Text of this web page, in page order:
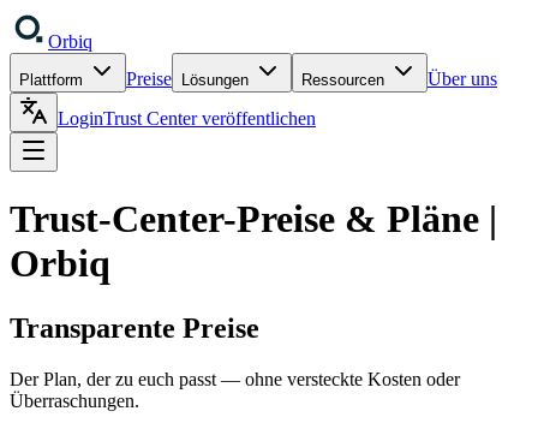
Orbiq
Plattform Preise Lösungen Ressourcen
Über uns
LoginTrust Center veröffentlichen
Trust-Center-Preise & Pläne |
Orbiq
Transparente Preise
Der Plan, der zu euch passt — ohne versteckte Kosten oder
Überraschungen.